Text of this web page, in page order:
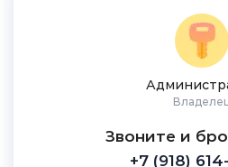
Звоните и
+7 (918)